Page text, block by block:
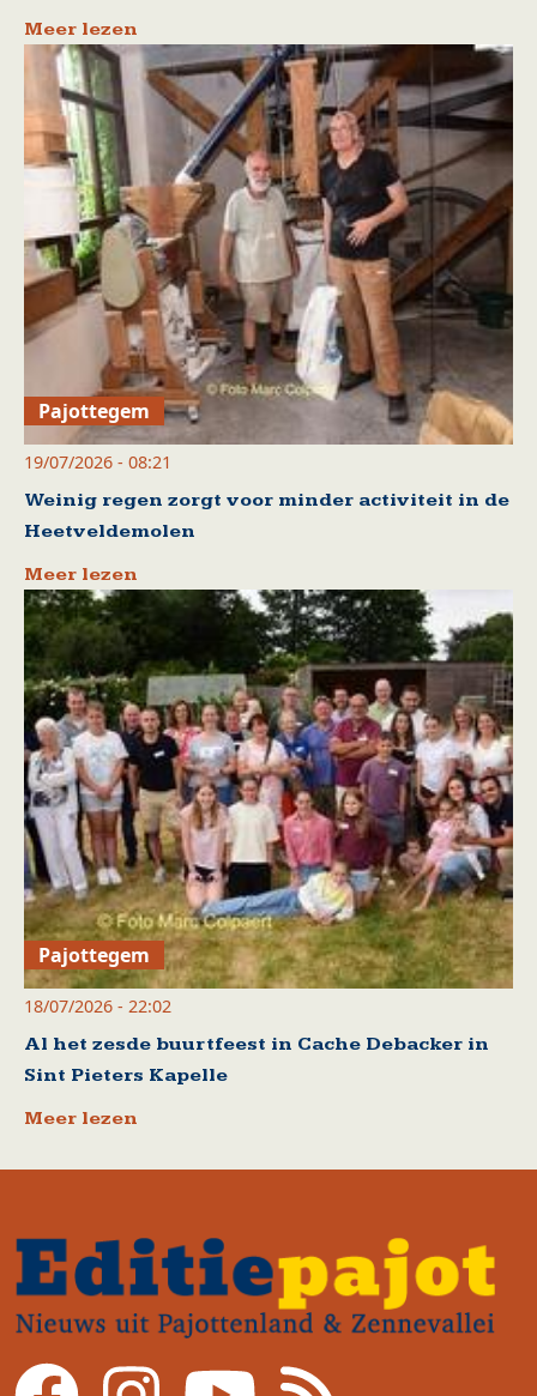
Meer lezen
Pajottegem
19/07/2026 - 08:21
Weinig regen zorgt voor minder activiteit in de
Heetveldemolen
Meer lezen
Pajottegem
18/07/2026 - 22:02
Al het zesde buurtfeest in Cache Debacker in
Sint Pieters Kapelle
Meer lezen